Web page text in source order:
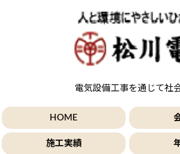
電気設備工事を通じて社
HOME
施工実績